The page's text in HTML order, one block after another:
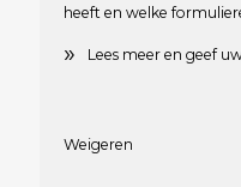
Alle
Privacy
Deze website
heeft en welke
» Lees meer en geef
Weigeren